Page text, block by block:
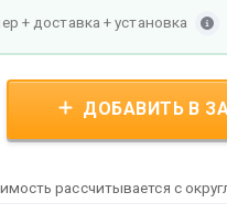
+ доставка + установка
ДОБАВИТЬ В
рассчитывается с